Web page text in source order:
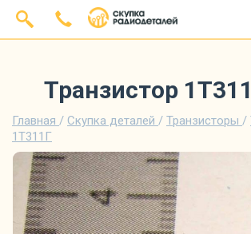
Транзистор
Главная / Скупка деталей / Транзисторы /
1Т311Г